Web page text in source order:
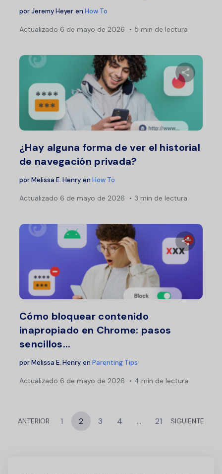
porJeremy Heyer en How To
Actualizado 6 de mayo de 2026 5 min de lectura
¿Hay alguna forma de ver el historial
de navegación privada?
porMelissa E. Henry en How To
Actualizado 6 de mayo de 2026 3 min de lectura
Cómo bloquear contenido
inapropiado en Chrome: pasos
sencillos...
porMelissa E. Henry en Parenting Tips
Actualizado 6 de mayo de 2026 4 min de lectura
ANTERIOR 1 2 3 4 … 21 SIGUIENTE